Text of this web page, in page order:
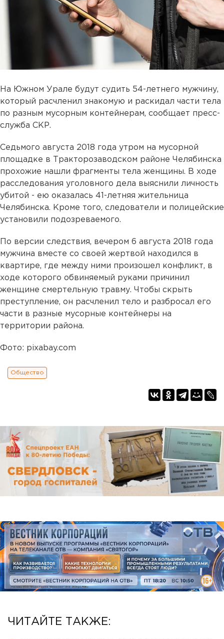
На Южном Урале будут судить 54-летнего мужчину,
который расчленил знакомую и раскидал части тела
по разным мусорным контейнерам, сообщает пресс-
служба СКР.
Седьмого августа 2018 года утром на мусорной
площадке в Тракторозаводском районе Челябинска
прохожие нашли фрагменты тела женщины. В ходе
расследования уголовного дела выяснили личность
убитой - ею оказалась 41-летняя жительница
Челябинска. Кроме того, следователи и полицейские
установили подозреваемого.
По версии следствия, вечером 6 августа 2018 года
мужчина вместе со своей жертвой находился в
квартире, где между ними произошел конфликт, в
ходе которого обвиняемый руками причинил
женщине смертельную травму. Чтобы скрыть
преступление, он расчленил тело и разбросал его
части в разные мусорные контейнеры на
территории района.
Фото: pixabay.com
Общество
ЧИТАЙТЕ ТАКЖЕ: